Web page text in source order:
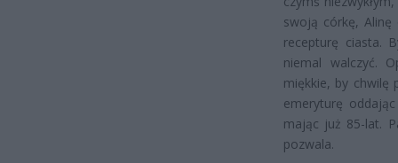
swoją córkę, Alinę
recepturę ciasta.
niemal walczyć.
miękkie, by chwilę
emeryturę
mając już 85-lat.
pozwala.